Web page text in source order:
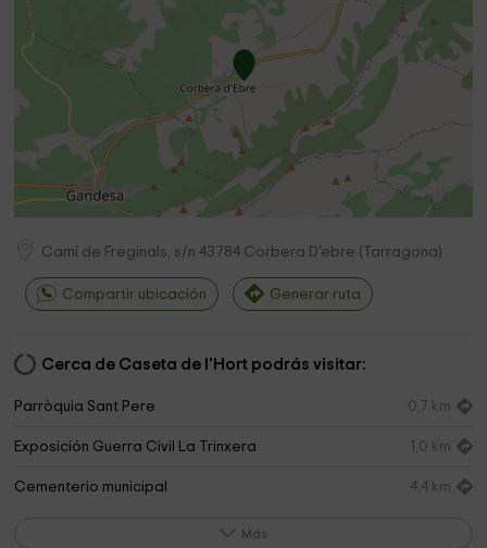
Camí de Freginals, s/n 43784 Corbera D'ebre ( Tarragona)
Compartir ubicación Generar ruta
Cerca de Caseta de l'Hort podrás visitar:
Parròquia Sant Pere 0,7 km
Exposición Guerra Civil La Trinxera 1,0 km
Cementerio municipal 4,4 km
Más